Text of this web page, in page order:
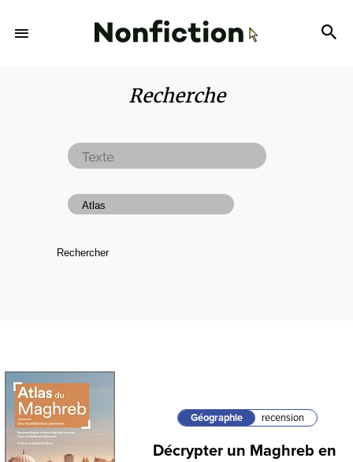
Recherche
Géographie recension
Décrypter un Maghreb en